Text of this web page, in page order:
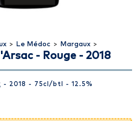
> Le Médoc > Margaux >
- Rouge - 2018
- 2018 - 75cl /btl - 12.5%